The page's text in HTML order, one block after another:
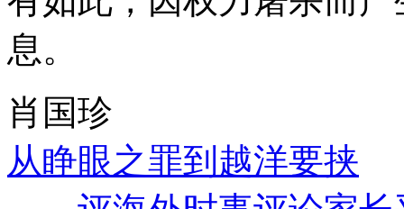
息。
肖国珍
从睁眼之罪到越洋要挟